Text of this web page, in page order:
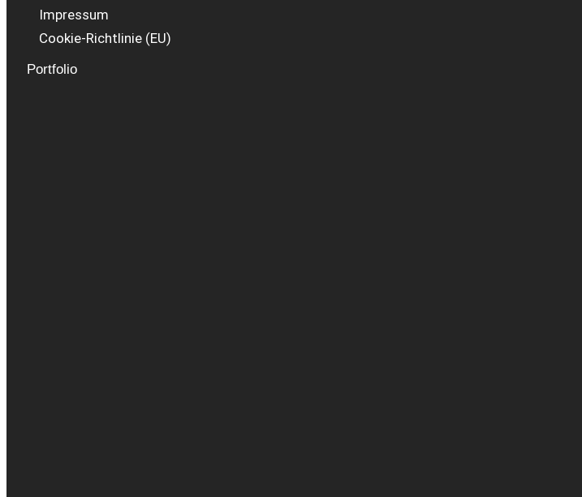
Impressum
Cookie-Richtlinie (EU)
Portfolio